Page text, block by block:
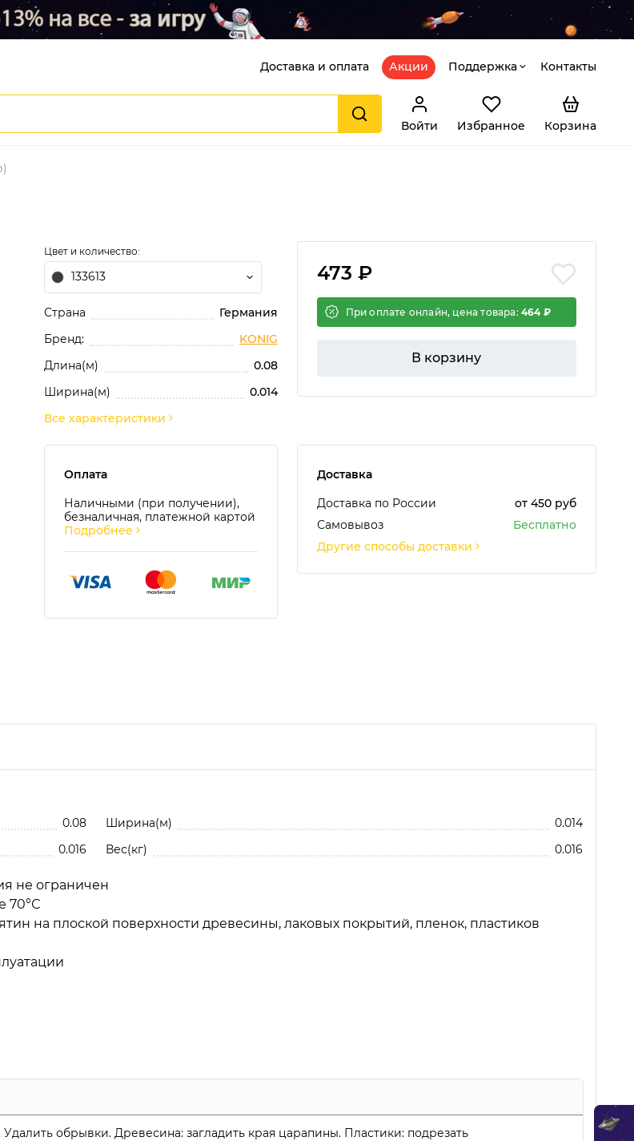
Доставка и оплата Акции Поддержка Контакты
Войти Избранное Корзина
Цвет и количество:
133613
Страна
Германия
Бренд:
KONIG
Длина(м)
0.08
Ширина(м)
0.014
Все характеристики
473 ₽
При оплате онлайн, цена товара:464 ₽
В корзину
Оплата
Наличными (при получении),
безналичная, платежной картой
Подробнее
Доставка
Доставка по России
от 450 руб
Самовывоз
Бесплатно
Другие способы доставки
0.08 Ширина(м)
0.014
0.016 Вес(кг) 0.016
не ограничен
70°С
на плоской поверхности древесины, лаковых покрытий, пленок, пластиков
Удалить обрывки. Древесина: загладить края царапины. Пластики: подрезать
Добавить отзыв